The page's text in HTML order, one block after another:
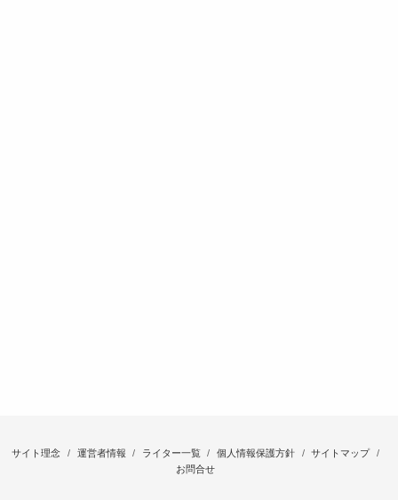
サイト理念 運営者情報 ライター一覧 個人情報保護方針
サイトマップ
お問合せ